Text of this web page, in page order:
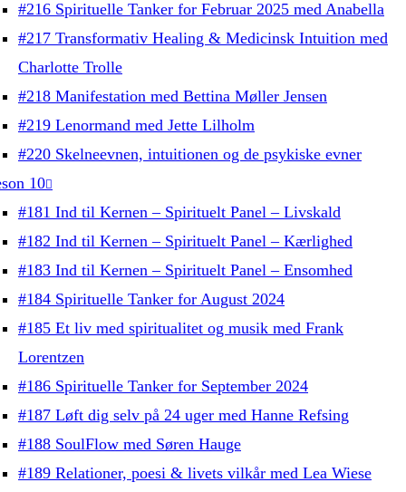
#216 Spirituelle Tanker for Februar 2025 med Anabella
#217 Transformativ Healing & Medicinsk Intuition med
Charlotte Trolle
#218 Manifestation med Bettina Møller Jensen
#219 Lenormand med Jette Lilholm
#220 Skelneevnen, intuitionen og de psykiske evner
10
#181 Ind til Kernen – Spirituelt Panel – Livskald
#182 Ind til Kernen – Spirituelt Panel – Kærlighed
#183 Ind til Kernen – Spirituelt Panel – Ensomhed
#184 Spirituelle Tanker for August 2024
#185 Et liv med spiritualitet og musik med Frank
Lorentzen
#186 Spirituelle Tanker for September 2024
#187 Løft dig selv på 24 uger med Hanne Refsing
#188 SoulFlow med Søren Hauge
#189 Relationer, poesi & livets vilkår med Lea Wiese